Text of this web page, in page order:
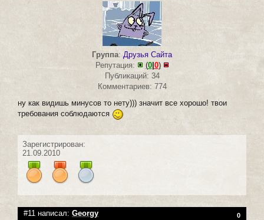
Группа:Друзья Сайта
Репутация:
(0| 0)
Публикаций: 34
Комментариев: 774
ну как видишь минусов то нету))) значит все хорошо! твои
требования соблюдаются
Зарегистрирован:
21.09.2010
#11 написал: Georgy 0